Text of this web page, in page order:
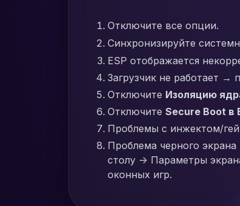
Отключите все опции.
Синхронизируйте
ESP отображается
Загрузчик не работает →
Отключите Изоляцию
Отключите Secure Boot в
Проблемы с инжектом/
Проблема черного
столу -> Параметры
оконных игр.